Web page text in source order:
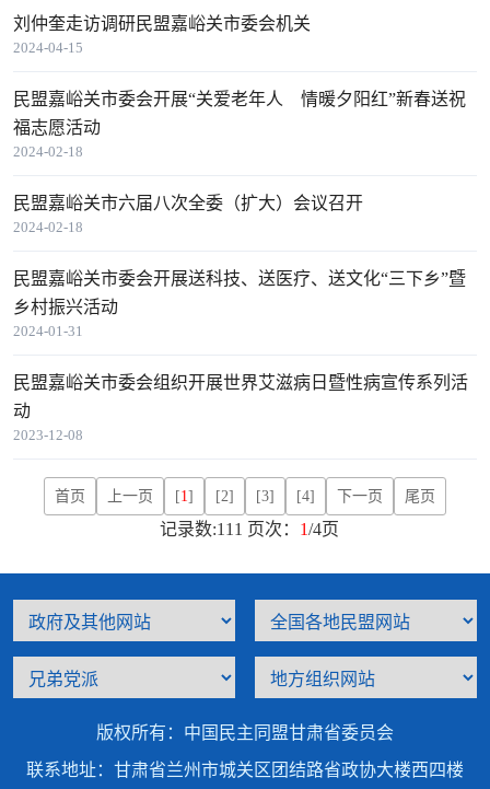
2024-04-15
刘仲奎走访调研民盟嘉峪关市委会机关
2024-02-18
民盟嘉峪关市委会开展“关爱老年人 情暖夕阳红”新春送祝
福志愿活动
2024-02-18
民盟嘉峪关市六届八次全委（扩大）会议召开
2024-01-31
民盟嘉峪关市委会开展送科技、送医疗、送文化“三下乡”暨
乡村振兴活动
2023-12-08
民盟嘉峪关市委会组织开展世界艾滋病日暨性病宣传系列活
动
首页 上一页 [1 ] [2] [3] [4] 下一页 尾页
记录数:111 页次： 1/4页
版权所有：中国民主同盟甘肃省委员会
联系地址：甘肃省兰州市城关区团结路省政协大楼西四楼